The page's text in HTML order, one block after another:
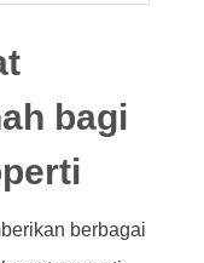
bagi
berbagai